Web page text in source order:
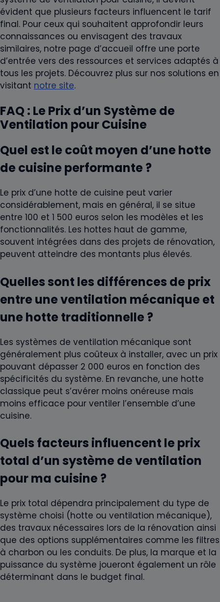
évident que plusieurs facteurs influencent le tarif
final. Pour ceux qui souhaitent approfondir leurs
connaissances ou envisagent des travaux
similaires, notre page d’accueil offre une porte
d’entrée vers des ressources et services adaptés à
tous les projets. Découvrez plus sur nos solutions en
visitant notre site.
FAQ : Le Prix d’un Système de
Ventilation pour Cuisine
Quel est le coût moyen d’une hotte
de cuisine performante ?
Le prix d’une hotte de cuisine peut varier
considérablement, mais en général, il se situe
entre 100 et 1 500 euros selon les modèles et les
fonctionnalités. Les hottes haut de gamme,
souvent intégrées dans des projets de rénovation,
peuvent atteindre des montants plus élevés.
Quelles sont les différences de prix
entre une ventilation mécanique et
une hotte traditionnelle ?
Les systèmes de ventilation mécanique sont
généralement plus coûteux à installer, avec un prix
pouvant dépasser 2 000 euros en fonction des
spécificités du système. En revanche, une hotte
classique peut s’avérer moins onéreuse mais
moins efficace pour ventiler l’ensemble d’une
cuisine.
Quels facteurs influencent le prix
total d’un système de ventilation
pour ma cuisine ?
Le prix total dépendra principalement du type de
système choisi (hotte ou ventilation mécanique),
des travaux nécessaires lors de la rénovation ainsi
que des options supplémentaires comme les filtres
à charbon ou les conduits. De plus, la marque et la
puissance du système joueront également un rôle
déterminant dans le budget final.